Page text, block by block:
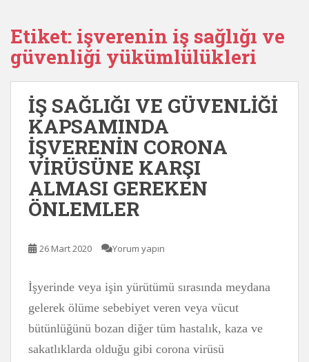
Etiket: işverenin iş sağlığı ve
güvenliği yükümlülükleri
İŞ SAĞLIĞI VE GÜVENLİĞİ
KAPSAMINDA
İŞVERENİN CORONA
VİRÜSÜNE KARŞI
ALMASI GEREKEN
ÖNLEMLER
26 Mart 2020 Yorum yapın
İşyerinde veya işin yürütümü sırasında meydana
gelerek ölüme sebebiyet veren veya vücut
bütünlüğünü bozan diğer tüm hastalık, kaza ve
sakatlıklarda olduğu gibi corona virüsü